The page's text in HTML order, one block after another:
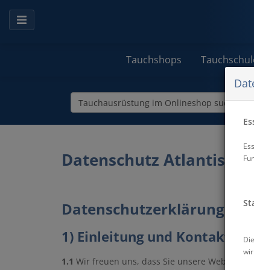
Tauchshops
Datenschutz Atlantis
Datenschutzerklärung
1) Einleitung und
1.1 Wir freuen uns, dass Sie unsere Website